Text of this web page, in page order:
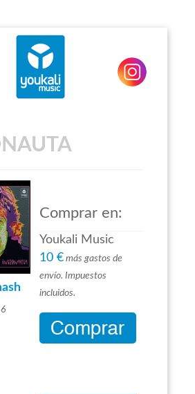
EXPOSE FRAMEWORK FOR JOOMLA 2.5 AND 3.0+
Comprar en:
Youkali Music
10 € más gastos de
envío. Impuestos
incluidos.